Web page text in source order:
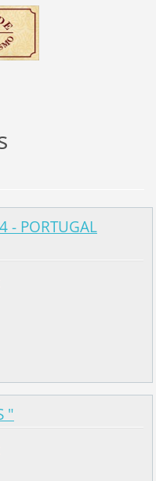
- PORTUGAL
"